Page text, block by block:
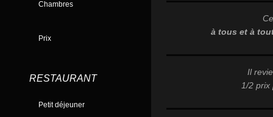
Chambres
Prix
RESTAURANT
Petit déjeuner
à tous et à
Il
1/2 prix